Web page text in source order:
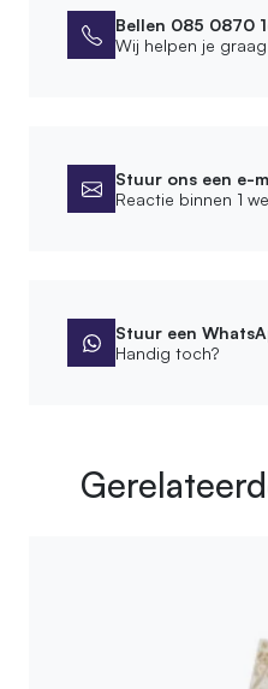
Bellen 085 0870
Wij helpen je graag
Stuur ons een e-
Reactie binnen 1
Stuur een
Handig toch?